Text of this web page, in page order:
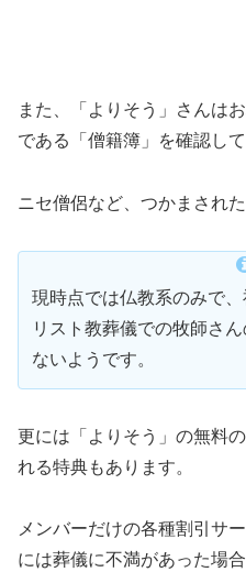
また、「よりそう」さんは
である「僧籍簿」を確認し
ニセ僧侶など、つかまされ
現時点では仏教系のみで
リスト教葬儀での牧師さ
ないようです。
更には「よりそう」の無料
れる特典もあります。
メンバーだけの各種割引サ
には葬儀に不満があった場